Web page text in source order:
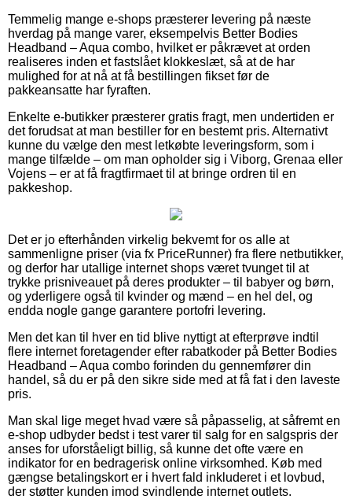
Temmelig mange e-shops præsterer levering på næste
hverdag på mange varer, eksempelvis Better Bodies
Headband – Aqua combo, hvilket er påkrævet at orden
realiseres inden et fastslået klokkeslæt, så at de har
mulighed for at nå at få bestillingen fikset før de
pakkeansatte har fyraften.
Enkelte e-butikker præsterer gratis fragt, men undertiden er
det forudsat at man bestiller for en bestemt pris. Alternativt
kunne du vælge den mest letkøbte leveringsform, som i
mange tilfælde – om man opholder sig i Viborg, Grenaa eller
Vojens – er at få fragtfirmaet til at bringe ordren til en
pakkeshop.
Det er jo efterhånden virkelig bekvemt for os alle at
sammenligne priser (via fx PriceRunner) fra flere netbutikker,
og derfor har utallige internet shops været tvunget til at
trykke prisniveauet på deres produkter – til babyer og børn,
og yderligere også til kvinder og mænd – en hel del, og
endda nogle gange garantere portofri levering.
Men det kan til hver en tid blive nyttigt at efterprøve indtil
flere internet foretagender efter rabatkoder på Better Bodies
Headband – Aqua combo forinden du gennemfører din
handel, så du er på den sikre side med at få fat i den laveste
pris.
Man skal lige meget hvad være så påpasselig, at såfremt en
e-shop udbyder bedst i test varer til salg for en salgspris der
anses for uforståeligt billig, så kunne det ofte være en
indikator for en bedragerisk online virksomhed. Køb med
gængse betalingskort er i hvert fald inkluderet i et lovbud,
der støtter kunden imod svindlende internet outlets.